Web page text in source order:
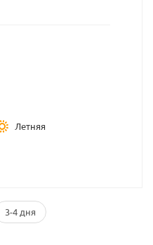
Летняя
3-4 дня